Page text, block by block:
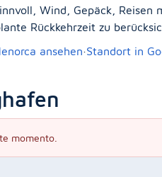
Wind, Gepäck, Reisen
Rückkehrzeit zu
ansehen·Standort in
momento.